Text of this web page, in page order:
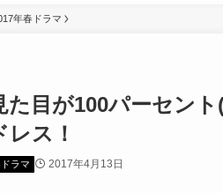
年春ドラマ
た目が100パーセン
レス！
ラマ 2017年4月13日